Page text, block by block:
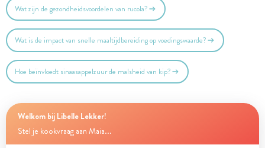
Wat zijn de gezondheidsvoordelen van rucola?
Wat is de impact van snelle maaltijdbereiding op voedingswaarde?
Hoe beïnvloedt sinaasappelzuur de malsheid van kip?
Welkom bij Libelle Lekker!
Stel je kookvraag aan Maia...